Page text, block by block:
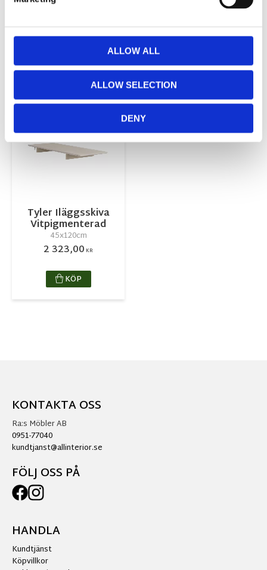
ALLOW ALL
ALLOW SELECTION
DENY
Visa alla produkter från Rowico Home
RELATERADE PRODUKTER
Tyler Iläggsskiva
Vitpigmenterad
45x120cm
2 323,00 KR
Lägg till i favoriter
KÖP
KONTAKTA OSS
Ra:s Möbler AB
0951-77040
kundtjanst@allinterior.se
FÖLJ OSS PÅ
HANDLA
Kundtjänst
Köpvillkor